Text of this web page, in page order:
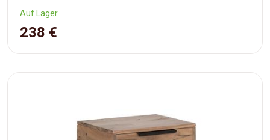
Auf Lager
238 €